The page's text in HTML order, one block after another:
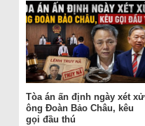
Tòa án ấn định ngày xét xử
ông Đoàn Bảo Châu, kêu
gọi đầu thú